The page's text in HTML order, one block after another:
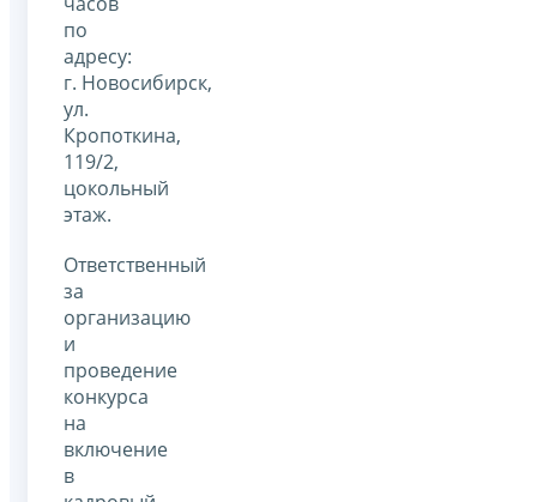
по
адресу:
г. Новосибирск,
ул.
Кропоткина,
119/2,
цокольный
этаж.
Ответственный
за
организацию
и
проведение
конкурса
на
включение
в